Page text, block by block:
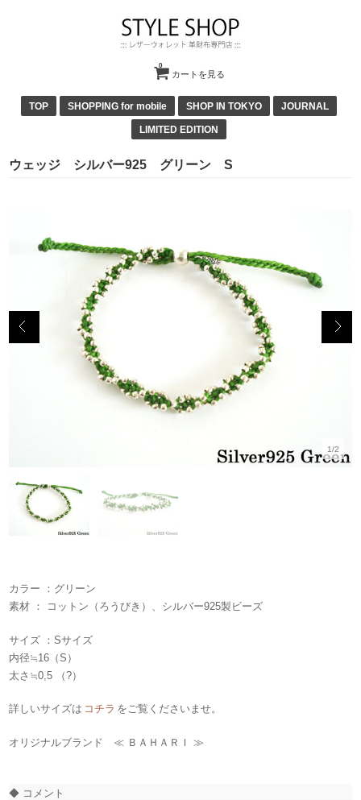
カートを見る
0
TOP SHOPPING for mobile SHOP IN TOKYO JOURNAL
LIMITED EDITION
ウェッジ シルバー925 グリーン S
1/2
カラー ：グリーン
素材 ： コットン（ろうびき）、シルバー925製ビーズ
サイズ ：Sサイズ
内径≒16（S）
太さ≒0,5 （?）
詳しいサイズは コチラ をご覧くださいませ。
オリジナルブランド ≪ ＢＡＨＡＲＩ ≫
◆ コメント